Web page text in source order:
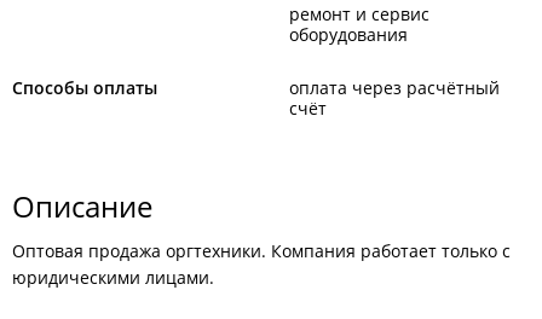
ремонт и сервис
оборудования
Способы оплаты
оплата через расчётный
счёт
Описание
Оптовая продажа оргтехники. Компания работает только с
юридическими лицами.